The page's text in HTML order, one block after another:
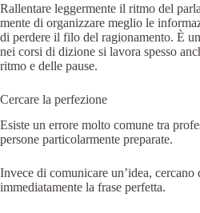
Rallentare leggermente il ritmo del
mente di organizzare meglio le
di perdere il filo del ragionamento. È
nei corsi di dizione si lavora spesso
ritmo e delle pause.
Cercare la perfezione
Esiste un errore molto comune tra
persone particolarmente preparate.
Invece di comunicare un’idea, cercano
immediatamente la frase perfetta.